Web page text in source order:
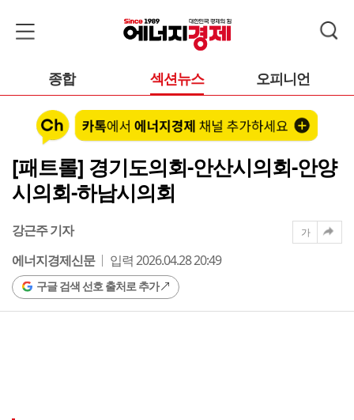
종합 섹션뉴스 오피니언
[패트롤] 경기도의회-안산시의회-안양
시의회-하남시의회
강근주 기자
에너지경제신문
입력 2026.04.28 20:49
구글 검색 선호 출처로 추가
가